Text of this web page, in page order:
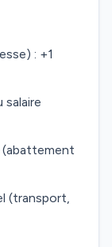
: +1
salaire
(abattement
(transport,